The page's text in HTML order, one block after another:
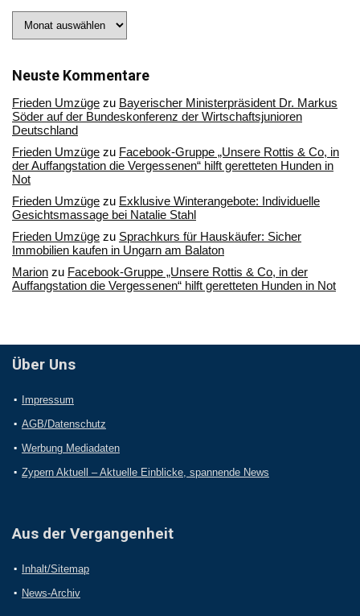
Sie
Archiv
Neuste Kommentare
Frieden Umzüge zu Bayerischer Ministerpräsident Dr. Markus
Söder auf der Bundeskonferenz der Wirtschaftsjunioren
Deutschland
Frieden Umzüge zu Facebook-Gruppe „Unsere Rottis & Co, in
der Auffangstation die Vergessenen“ hilft geretteten Hunden in
Not
Frieden Umzüge zu Exklusive Winterangebote: Individuelle
Gesichtsmassage bei Natalie Stahl
Frieden Umzüge zu Sprachkurs für Hauskäufer: Sicher
Immobilien kaufen in Ungarn am Balaton
Marion zu Facebook-Gruppe „Unsere Rottis & Co, in der
Auffangstation die Vergessenen“ hilft geretteten Hunden in Not
Über Uns
Impressum
AGB/Datenschutz
Werbung Mediadaten
Zypern Aktuell – Aktuelle Einblicke, spannende News
Aus der Vergangenheit
Inhalt/Sitemap
News-Archiv